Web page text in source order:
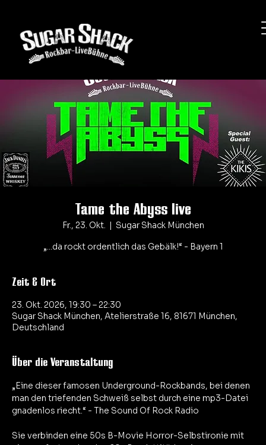
Tame the Abyss live
Fr., 23. Okt.
Sugar Shack München
Zeit & Ort
23. Okt. 2026, 19:30 – 22:30
Sugar Shack München, Atelierstraße 16, 81671 München,
Deutschland
Über die Veranstaltung
„Eine dieser famosen Underground-Rockbands, bei denen
man den triefenden Schweiß selbst durch eine mp3-Datei
gnadenlos riecht.“ - The Sound Of Rock Radio
Sie verbinden eine 50s B-Movie Horror-Selbstironie mit